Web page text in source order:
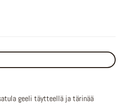
geeli täytteellä ja tärinää